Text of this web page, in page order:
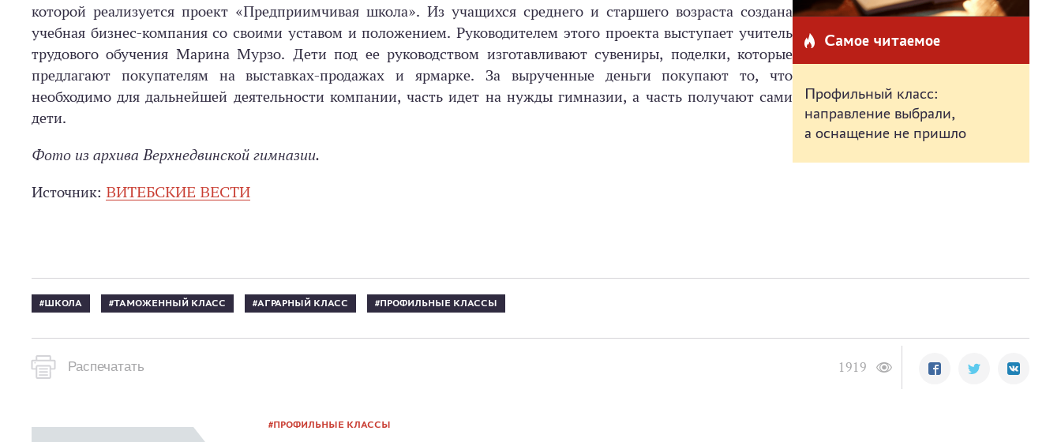
которой реализуется проект «Предприимчивая школа». Из учащихся среднего и старшего возраста создана
учебная бизнес-компания со своими уставом и положением. Руководителем этого проекта выступает учитель
трудового обучения Марина Мурзо. Дети под ее руководством изготавливают сувениры, поделки, которые
предлагают покупателям на выставках-продажах и ярмарке. За вырученные деньги покупают то, что
необходимо для дальнейшей деятельности компании, часть идет на нужды гимназии, а часть получают сами
дети.
Фото из архива Верхнедвинской гимназии.
Источник: ВИТЕБСКИЕ ВЕСТИ
Самое читаемое
Профильный класс:
направление выбрали,
а оснащение не пришло
ШКОЛА ТАМОЖЕННЫЙ КЛАСС АГРАРНЫЙ КЛАСС ПРОФИЛЬНЫЕ КЛАССЫ
Распечатать 1919
ПРОФИЛЬНЫЕ КЛАССЫ